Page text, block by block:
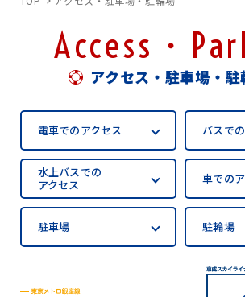
Access・
アクセス・駐車場・駐
電車でのアクセス バスでの
水上バスでの
アクセス
車での
駐車場 駐輪場